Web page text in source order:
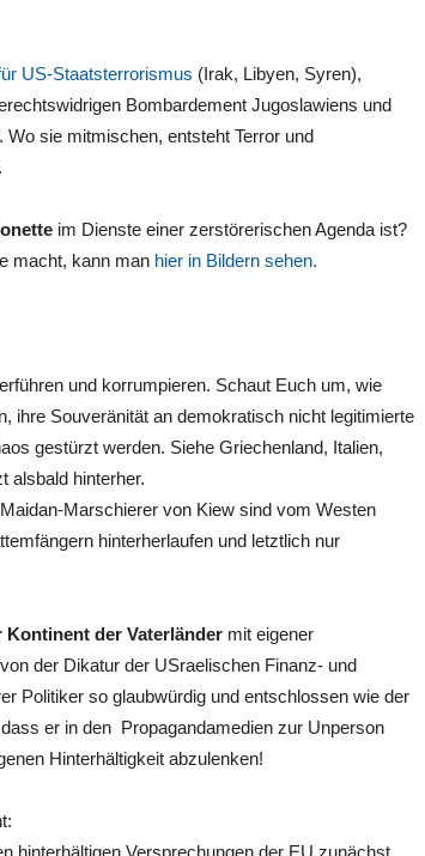
US-Staatsterrorismus (Irak, Libyen, Syren),
Bombardement Jugoslawiens und
sie mitmischen, entsteht Terror und
im Dienste einer zerstörerischen Agenda ist?
macht, kann man hier in Bildern sehen.
und korrumpieren. Schaut Euch um, wie
ihre Souveränität an demokratisch nicht legitimierte
gestürzt werden. Siehe Griechenland, Italien,
alsbald hinterher.
Marschierer von Kiew sind vom Westen
hinterherlaufen und letztlich nur
Kontinent der Vaterländer mit eigener
der Dikatur der USraelischen Finanz- und
Politiker so glaubwürdig und entschlossen wie der
er in den Propagandamedien zur Unperson
Hinterhältigkeit abzulenken!
hinterhältigen Versprechungen der EU zunächst